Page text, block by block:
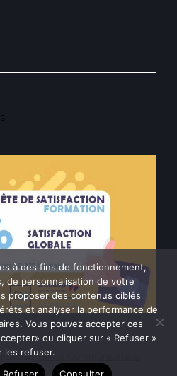
Yanna Communication
Légales
à des fins de fonctionnement,
de personnalisation de votre
proposer des contenus ciblés
et analyser la performance de
Vous pouvez accepter ces
ou cliquer sur « Refuser »
les refuser.
Refuser Consulter